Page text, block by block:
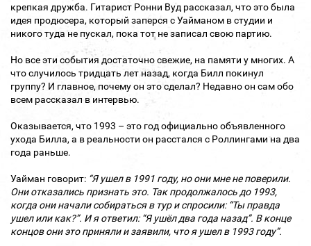
крепкая дружба. Гитарист Ронни Вуд рассказал, что это была
идея продюсера, который заперся с Уайманом в студии и
никого туда не пускал, пока тот не записал свою партию.
Но все эти события достаточно свежие, на памяти у многих. А
что случилось тридцать лет назад, когда Билл покинул
группу? И главное, почему он это сделал? Недавно он сам обо
всем рассказал в интервью.
Оказывается, что 1993 – это год официально объявленного
ухода Билла, а в реальности он расстался с Роллингами на два
года раньше.
Уайман говорит: “Я ушел в 1991 году, но они мне не поверили.
Они отказались признать это. Так продолжалось до 1993,
когда они начали собираться в тур и спросили: “Ты правда
ушел или как?”. И я ответил: “Я ушёл два года назад”. В конце
концов они это приняли и заявили, что я ушел в 1993 году”.